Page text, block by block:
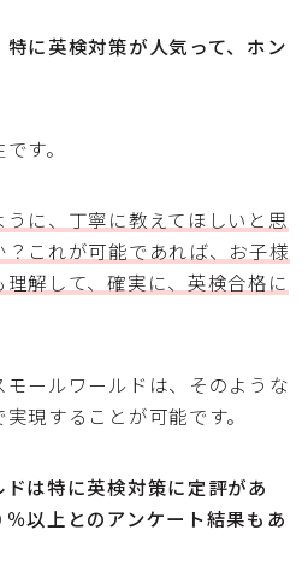
特に英検対策が人気って、ホン
す。
に、丁寧に教えてほしいと思
これが可能であれば、お子様
解して、確実に、英検合格に
ールワールドは、そのような
現することが可能です。
は特に英検対策に定評があ
以上とのアンケート結果もあ